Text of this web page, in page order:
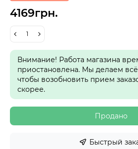
4169грн.
Внимание! Работа магазина
приостановлена. Мы делаем
чтобы возобновить прием
скорее.
Продано
Быстрый